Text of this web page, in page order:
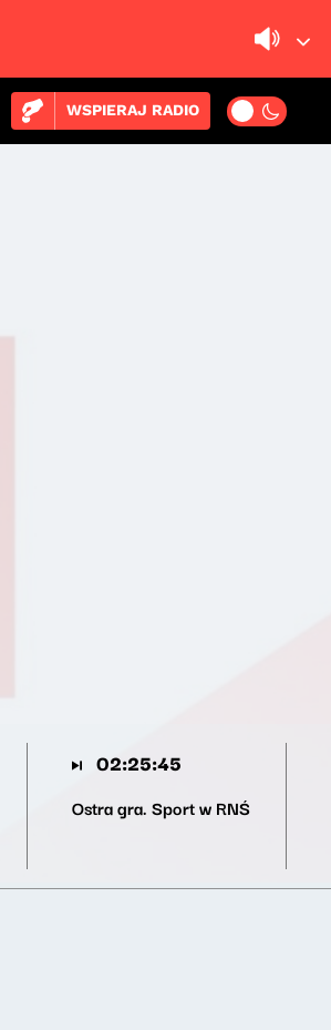
WSPIERAJ RADIO
02:25:45
Ostra gra. Sport w RNŚ